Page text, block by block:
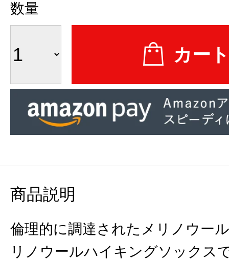
数量
商品説明
倫理的に調達されたメリノウー
リノウールハイキングソックス